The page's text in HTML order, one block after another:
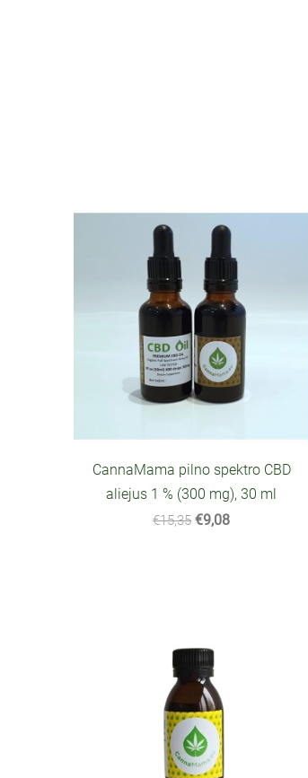
CannaMama pilno spektro CBD
aliejus 1 % (300 mg), 30 ml
€15,35 €9,08